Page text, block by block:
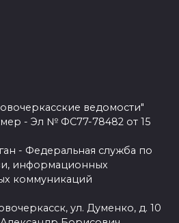
ведомости"
- Эл № ФС77-78482 от 15
- Федеральная служба по
информационных
коммуникаций
ул. Думенко, д. 10